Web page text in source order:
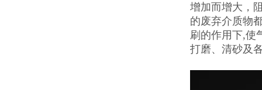
增加而增大，
的废弃介质物
刷的作用下,使
打磨、清砂及